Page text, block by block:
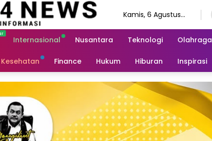
Kamis, 6 Agustus
Internasional Nusantara Teknologi Olahraga
Kesehatan Finance Hukum Hiburan Inspirasi